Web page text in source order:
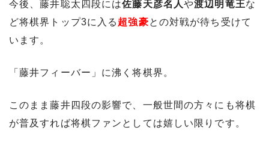
今後、藤井聡太四段には佐藤天彦名人や渡辺明竜王な
ど将棋界トップ3に入る 超強豪との対戦が待ち受けて
います。
「藤井フィーバー」に沸く将棋界。
このまま藤井四段の影響で、一般世間の方々にも将棋
が普及すれば将棋ファンとしては嬉しい限りです。